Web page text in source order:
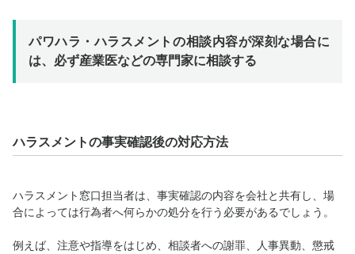
パワハラ・ハラスメントの相談内容が深刻な場合に
は、必ず産業医などの専門家に相談する
ハラスメントの事実確認後の対応方法
ハラスメント窓口担当者は、事実確認の内容を会社と共有し、場
合によっては行為者へ何らかの処分を行う必要があるでしょう。
例えば、注意や指導をはじめ、相談者への謝罪、人事異動、懲戒